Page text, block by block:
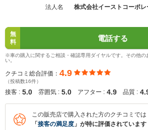
法人名
株式会社イーストコーポレ
無
料
電話する
※車の購入に関するご相談・確認専用ダイヤルです。その他の
い。
クチコミ総合評価： 4.9
（投稿数16件）
接客 : 5.0 雰囲気 : 5.0 アフター : 4.9 品質 :
この販売店で購入された方のクチコミでは
「 接客の満足度 」が特に評価されています